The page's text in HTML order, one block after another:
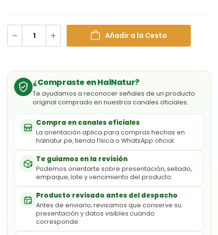
Añadir a la Cesta
¿Compraste en HalNatur?
Te ayudamos a reconocer señales de un producto
original comprado en nuestros canales oficiales.
Compra en canales oficiales
La orientación aplica para compras hechas en
halnatur.pe, tienda física o WhatsApp oficial.
Te guiamos en la revisión
Podemos orientarte sobre presentación, sellado,
empaque, lote y vencimiento del producto.
Producto revisado antes del despacho
Antes de enviarlo, revisamos que conserve su
presentación y datos visibles cuando
corresponde.